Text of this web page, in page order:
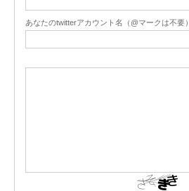
あなたのtwitterアカウント名（@マークは不要）